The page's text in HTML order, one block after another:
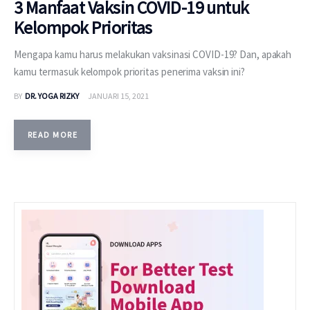
3 Manfaat Vaksin COVID-19 untuk
Kelompok Prioritas
Mengapa kamu harus melakukan vaksinasi COVID-19? Dan, apakah
kamu termasuk kelompok prioritas penerima vaksin ini?
BY DR. YOGA RIZKY JANUARI 15, 2021
READ MORE